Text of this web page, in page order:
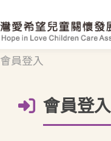
會員登入
會員登入